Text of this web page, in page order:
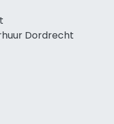
Dordrecht